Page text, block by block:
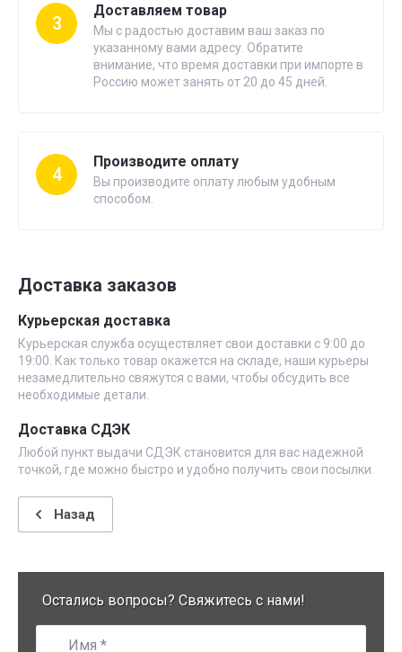
3
Доставляем товар
Мы с радостью доставим ваш заказ по
указанному вами адресу. Обратите
внимание, что время доставки при импорте в
Россию может занять от 20 до 45 дней.
4
Производите оплату
Вы производите оплату любым удобным
способом.
Доставка заказов
Курьерская доставка
Курьерская служба осуществляет свои доставки с 9:00 до
19:00. Как только товар окажется на складе, наши курьеры
незамедлительно свяжутся с вами, чтобы обсудить все
необходимые детали.
Доставка СДЭК
Любой пункт выдачи СДЭК становится для вас надежной
точкой, где можно быстро и удобно получить свои посылки.
Назад
Остались вопросы? Свяжитесь с нами!